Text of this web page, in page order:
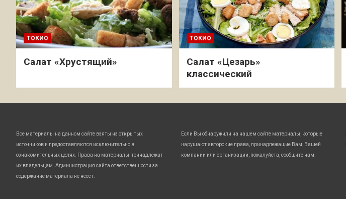
ТОКИО
Салат «Хрустящий»
ТОКИО
Салат «Цезарь»
классический
Все материалы на данном сайте взяты из открытых
источников и предоставляются исключительно в
ознакомительных целях. Права на материалы принадлежат
их владельцам. Администрация сайта ответственности за
содержание материала не несет.
Если Вы обнаружили на нашем сайте материалы, которые
нарушают авторские права, принадлежащие Вам, Вашей
компании или организации, пожалуйста, сообщите нам.